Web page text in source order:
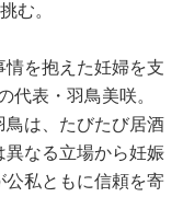
む。
を抱えた妊婦を支
代表・羽鳥美咲。
鳥は、たびたび居酒
異なる立場から妊娠
公私ともに信頼を寄